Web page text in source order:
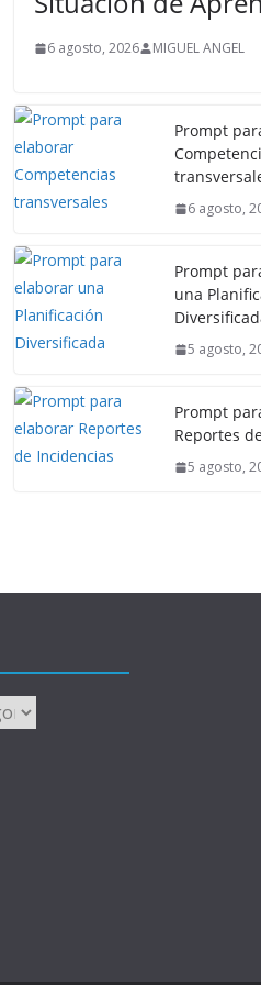
6 agosto, 2026 MIGUEL ANGEL
Prompt
6 agosto,
Prompt
una
5 agosto,
Prompt
Reportes
5 agosto,